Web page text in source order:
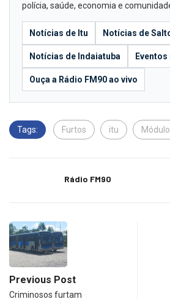
polícia, saúde, economia e
Notícias de Itu Notícias de
Notícias de Indaiatuba
Ouça a Rádio FM90 ao vivo
Tags: Furtos itu
Rádio FM90
Previous Post
Criminosos furtam